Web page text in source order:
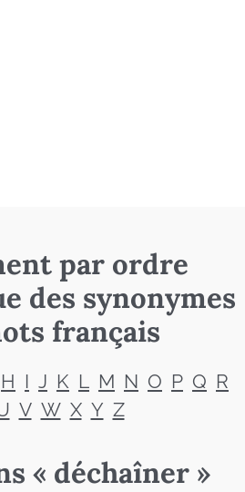
par ordre
des synonymes
français
H I J K L M N O P Q R
V W X Y Z
« déchaîner »